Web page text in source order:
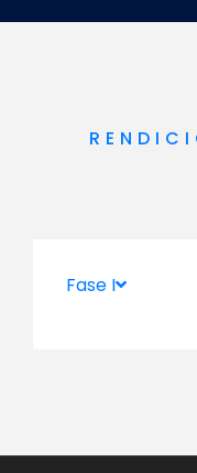
Fase I